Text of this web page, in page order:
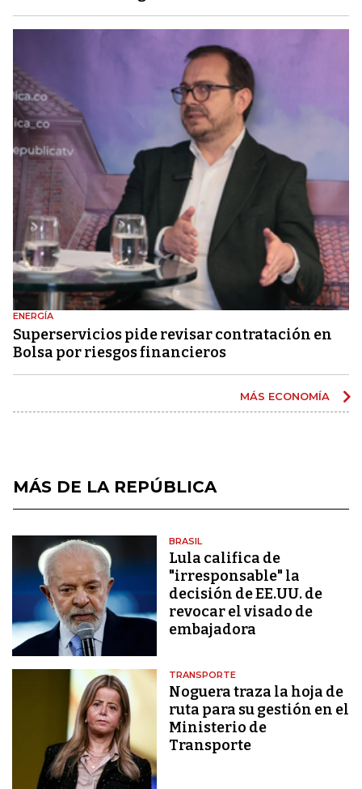
ENERGÍA
Superservicios pide revisar contratación en
Bolsa por riesgos financieros
MÁS ECONOMÍA
MÁS DE LA REPÚBLICA
BRASIL
Lula califica de
"irresponsable" la
decisión de EE.UU. de
revocar el visado de
embajadora
TRANSPORTE
Noguera traza la hoja de
ruta para su gestión en el
Ministerio de
Transporte